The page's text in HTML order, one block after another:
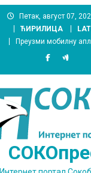
Петак, август 07,
ЋИРИЛИЦА
Преузми мобилну